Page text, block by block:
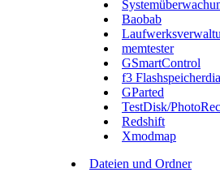
Baobab
memtester
GSmartControl
f3
GParted
TestDisk/PhotoRec
Redshift
Xmodmap
Dateien und Ordner